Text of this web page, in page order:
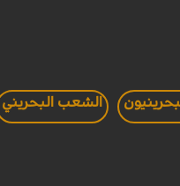
الشعب البحريني